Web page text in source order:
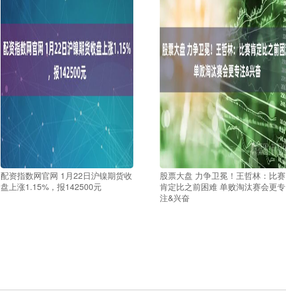
配资指数网官网 1月22日沪镍期货收
盘上涨1.15%，报142500元
股票大盘 力争卫冕！王哲林：比赛
肯定比之前困难 单败淘汰赛会更专
注&兴奋